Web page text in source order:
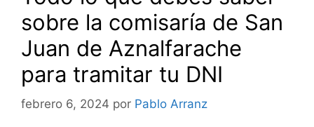
sobre la comisaría de San
Juan de Aznalfarache
para tramitar tu DNI
febrero 6, 2024 por Pablo Arranz